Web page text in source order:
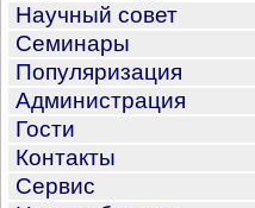
Научный совет
Семинары
Популяризация
Администрация
Гости
Контакты
Сервис